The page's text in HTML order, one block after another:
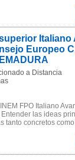
Italiano
Europeo
a Distancia
FPO Italiano
las ideas
tanto concretos